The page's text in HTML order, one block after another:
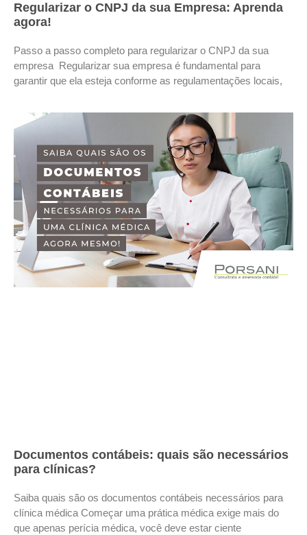
Regularizar o CNPJ da sua Empresa: Aprenda
agora!
Passo a passo completo para regularizar o CNPJ da sua
empresa Regularizar sua empresa é fundamental para
garantir que ela esteja conforme as regulamentações locais,
Documentos contábeis: quais são necessários
para clínicas?
Saiba quais são os documentos contábeis necessários para
clínica médica Começar uma prática médica exige mais do
que apenas perícia médica, você deve estar ciente